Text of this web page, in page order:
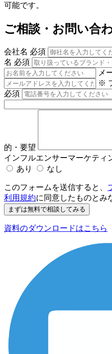
可能です。
ご相談・お問い合
会社名 必須
名 必須
メ
※
必須
的・要望
インフルエンサーマーケティ
あり
なし
このフォームを送信すると、
利用規約に同意したものとみ
資料のダウンロードはこちら